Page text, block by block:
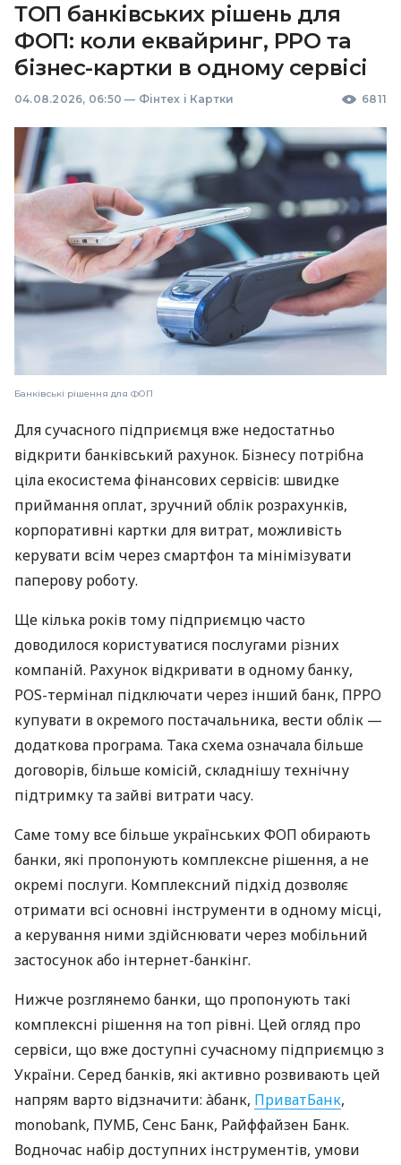
ТОП банківських рішень для
ФОП: коли еквайринг, РРО та
бізнес-картки в одному сервісі
04.08.2026, 06:50 — Фінтех і Картки 6811
Банківські рішення для ФОП
Для сучасного підприємця вже недостатньо
відкрити банківський рахунок. Бізнесу потрібна
ціла екосистема фінансових сервісів: швидке
приймання оплат, зручний облік розрахунків,
корпоративні картки для витрат, можливість
керувати всім через смартфон та мінімізувати
паперову роботу.
Ще кілька років тому підприємцю часто
доводилося користуватися послугами різних
компаній. Рахунок відкривати в одному банку,
POS-термінал підключати через інший банк, ПРРО
купувати в окремого постачальника, вести облік —
додаткова програма. Така схема означала більше
договорів, більше комісій, складнішу технічну
підтримку та зайві витрати часу.
Саме тому все більше українських ФОП обирають
банки, які пропонують комплексне рішення, а не
окремі послуги. Комплексний підхід дозволяє
отримати всі основні інструменти в одному місці,
а керування ними здійснювати через мобільний
застосунок або інтернет-банкінг.
Нижче розглянемо банки, що пропонують такі
комплексні рішення на топ рівні. Цей огляд про
сервіси, що вже доступні сучасному підприємцю з
України. Серед банків, які активно розвивають цей
напрям варто відзначити: àбанк, ПриватБанк,
monobank, ПУМБ, Сенс Банк, Райффайзен Банк.
Водночас набір доступних інструментів, умови